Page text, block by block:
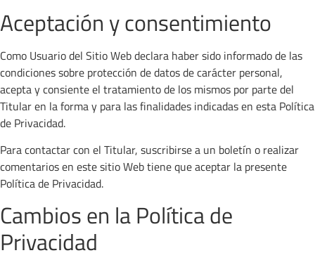
Aceptación y consentimiento
Como Usuario del Sitio Web declara haber sido informado de las
condiciones sobre protección de datos de carácter personal,
acepta y consiente el tratamiento de los mismos por parte del
Titular en la forma y para las finalidades indicadas en esta Política
de Privacidad.
Para contactar con el Titular, suscribirse a un boletín o realizar
comentarios en este sitio Web tiene que aceptar la presente
Política de Privacidad.
Cambios en la Política de
Privacidad